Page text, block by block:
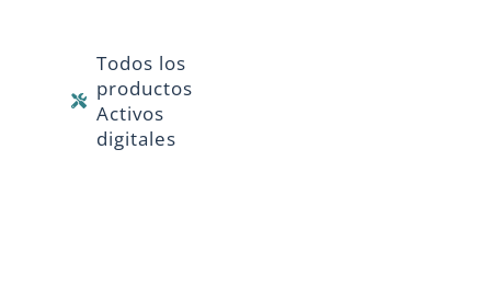
Todos los
productos
Activos
digitales